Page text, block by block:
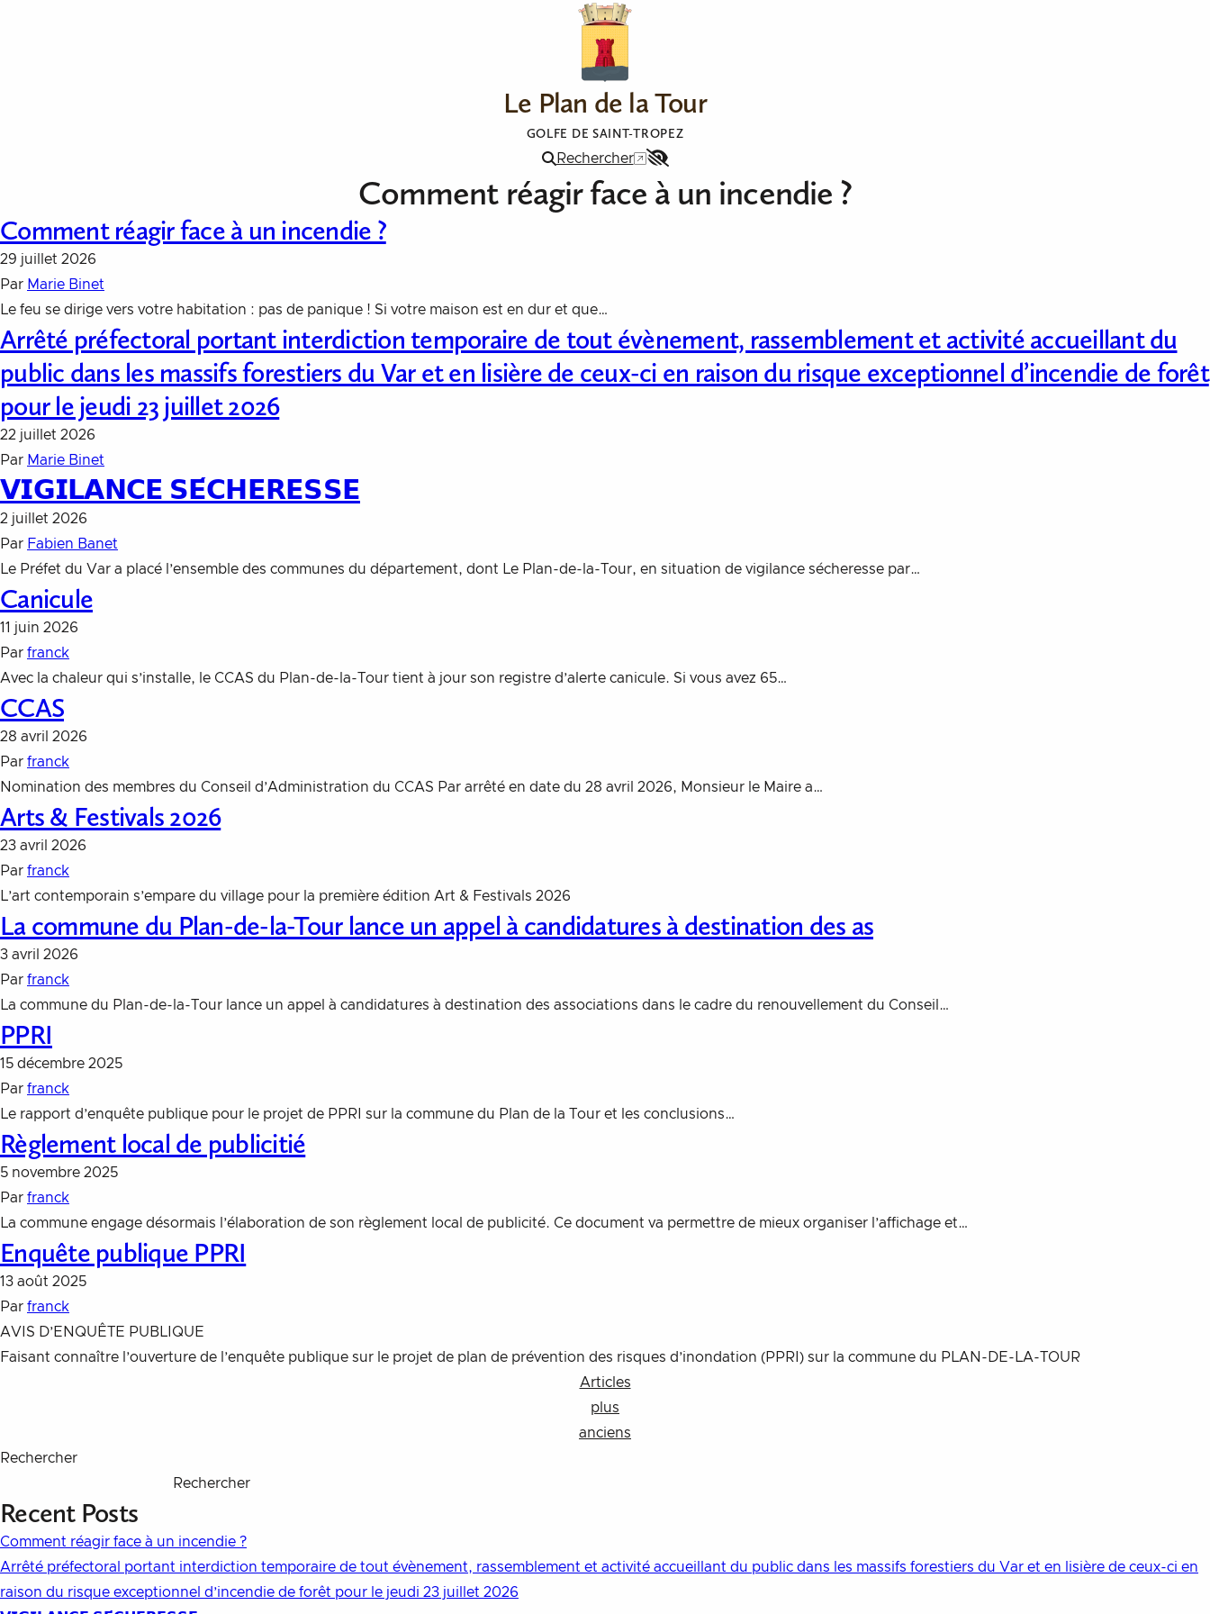
Le Plan de la Tour
GOLFE DE SAINT-TROPEZ
Menu
Rechercher
Accessibilité
Comment réagir face à un incendie ?
Comment réagir face à un incendie ?
29 juillet 2026
Par Marie Binet
Le feu se dirige vers votre habitation : pas de panique ! Si votre maison est en dur et que…
Arrêté préfectoral portant interdiction temporaire de tout évènement, rassemblement et activité accueillant du
public dans les massifs forestiers du Var et en lisière de ceux-ci en raison du risque exceptionnel d’incendie de forêt
pour le jeudi 23 juillet 2026
22 juillet 2026
Par Marie Binet
𝗩𝗜𝗚𝗜𝗟𝗔𝗡𝗖𝗘 𝗦𝗘́𝗖𝗛𝗘𝗥𝗘𝗦𝗦𝗘
2 juillet 2026
Par Fabien Banet
Le Préfet du Var a placé l’ensemble des communes du département, dont Le Plan-de-la-Tour, en situation de vigilance sécheresse par…
Canicule
11 juin 2026
Par franck
Avec la chaleur qui s’installe, le CCAS du Plan-de-la-Tour tient à jour son registre d’alerte canicule. Si vous avez 65…
CCAS
28 avril 2026
Par franck
Nomination des membres du Conseil d’Administration du CCAS Par arrêté en date du 28 avril 2026, Monsieur le Maire a…
Arts & Festivals 2026
23 avril 2026
Par franck
L’art contemporain s’empare du village pour la première édition Art & Festivals 2026
La commune du Plan-de-la-Tour lance un appel à candidatures à destination des as
3 avril 2026
Par franck
La commune du Plan-de-la-Tour lance un appel à candidatures à destination des associations dans le cadre du renouvellement du Conseil…
PPRI
15 décembre 2025
Par franck
Le rapport d’enquête publique pour le projet de PPRI sur la commune du Plan de la Tour et les conclusions…
Règlement local de publicitié
5 novembre 2025
Par franck
La commune engage désormais l’élaboration de son règlement local de publicité. Ce document va permettre de mieux organiser l’affichage et…
Enquête publique PPRI
13 août 2025
Par franck
AVIS D’ENQUÊTE PUBLIQUE
Faisant connaître l’ouverture de l’enquête publique sur le projet de plan de prévention des risques d’inondation (PPRI) sur la commune du PLAN-DE-LA-TOUR
Navigation
des
Articles
plus
anciens
Rechercher
Rechercher
Recent Posts
Comment réagir face à un incendie ?
Arrêté préfectoral portant interdiction temporaire de tout évènement, rassemblement et activité accueillant du public dans les massifs forestiers du Var et en lisière de ceux-ci en
raison du risque exceptionnel d’incendie de forêt pour le jeudi 23 juillet 2026